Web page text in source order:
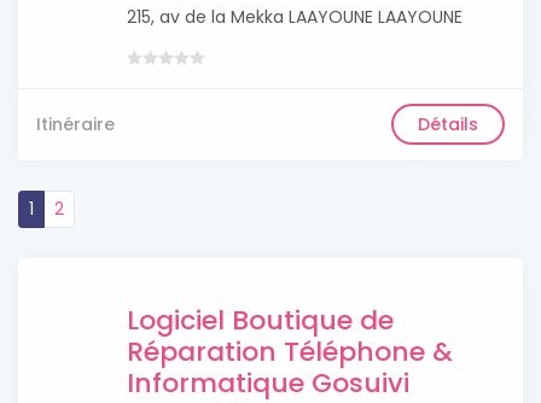
215, av de la Mekka LAAYOUNE LAAYOUNE
Itinéraire Détails
1 2
Logiciel Boutique de
Réparation Téléphone &
Informatique Gosuivi